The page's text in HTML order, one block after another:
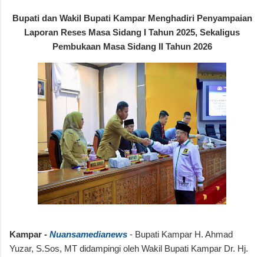
ditimpa kebahagiaan ...
Bupati dan Wakil Bupati Kampar Menghadiri Penyampaian
Laporan Reses Masa Sidang I Tahun 2025, Sekaligus
Pembukaan Masa Sidang II Tahun 2026
Kampar - Nuansamedianews - Bupati Kampar H. Ahmad
Yuzar, S.Sos, MT didampingi oleh Wakil Bupati Kampar Dr. Hj.